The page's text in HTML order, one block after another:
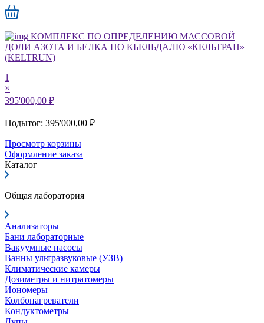
КОМПЛЕКС ПО ОПРЕДЕЛЕНИЮ МАССОВОЙ
ДОЛИ АЗОТА И БЕЛКА ПО КЬЕЛЬДАЛЮ «КЕЛЬТРАН»
(KELTRUN)
1
×
395'000,00 ₽
Подытог: 395'000,00 ₽
Просмотр корзины
Оформление заказа
Каталог
Общая лаборатория
Анализаторы
Бани лабораторные
Вакуумные насосы
Ванны ультразвуковые (УЗВ)
Климатические камеры
Дозиметры и нитратомеры
Иономеры
Колбонагреватели
Кондуктометры